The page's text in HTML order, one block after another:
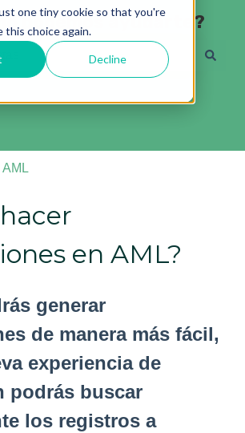
one tiny cookie so that you're
this choice again.
Decline
podemos ayudarte?
porque el campo de búsqueda
AML
en AML?
generar
de manera más fácil,
experiencia de
podrás buscar
los registros a